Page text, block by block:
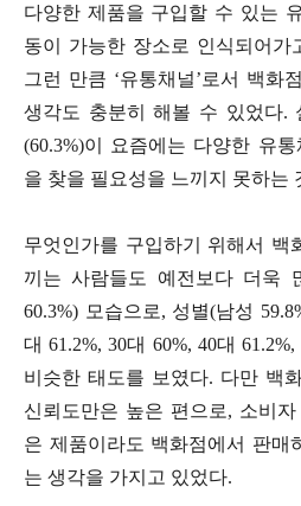
다양한 제품을 구입할 수 있는
동이 가능한 장소로 인식되어가
그런 만큼 ‘유통채널’로서 백화
생각도 충분히 해볼 수 있었다.
(60.3%)이 요즘에는 다양한 유
을 찾을 필요성을 느끼지 못하는
무엇인가를 구입하기 위해서 백
끼는 사람들도 예전보다 더욱
60.3%) 모습으로, 성별(남성
대 61.2%, 30대 60%, 40대
비슷한 태도를 보였다. 다만 백
신뢰도만은 높은 편으로, 소비
은 제품이라도 백화점에서 판매
는 생각을 가지고 있었다.